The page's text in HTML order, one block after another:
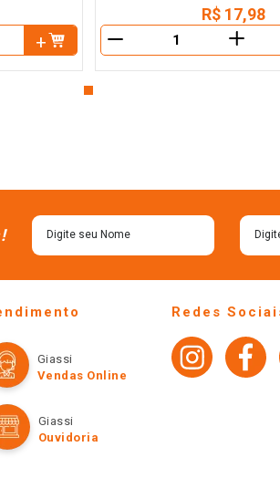
R$ 17,98
＋
Giassi
Vendas Online
Giassi
Ouvidoria
Redes